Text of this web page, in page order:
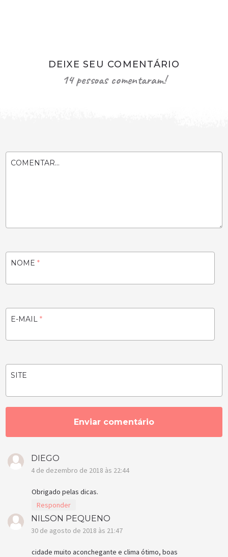
DEIXE SEU COMENTÁRIO
14 pessoas comentaram!
COMENTAR...
NOME*
E-MAIL*
SITE
DIEGO
4 de dezembro de 2018 às 22:44
Obrigado pelas dicas.
Responder
NILSON PEQUENO
30 de agosto de 2018 às 21:47
cidade muito aconchegante e clima ótimo, boas